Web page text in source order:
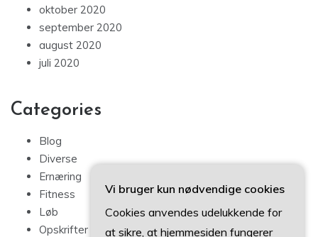
oktober 2020
september 2020
august 2020
juli 2020
Categories
Blog
Diverse
Ernæring
Fitness
Løb
Opskrifter
Vi bruger kun nødvendige cookies
Cookies anvendes udelukkende for
at sikre, at hjemmesiden fungerer